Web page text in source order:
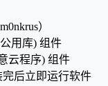
）
用库) 组件
云程序) 组件
后立即运行软件